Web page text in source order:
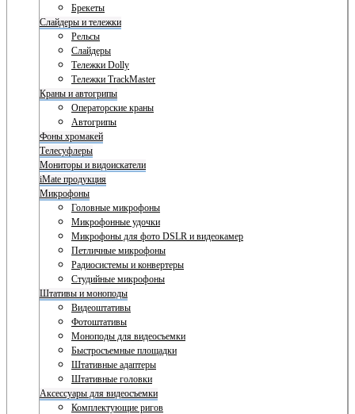
Брекеты
Слайдеры и тележки
Рельсы
Слайдеры
Тележки Dolly
Тележки TrackMaster
Краны и автогрипы
Операторские краны
Автогрипы
Фоны хромакей
Телесуфлеры
Мониторы и видоискатели
iMate продукция
Микрофоны
Головные микрофоны
Микрофонные удочки
Микрофоны для фото DSLR и видеокамер
Петличные микрофоны
Радиосистемы и конвертеры
Студийные микрофоны
Штативы и моноподы
Видеоштативы
Фотоштативы
Моноподы для видеосъемки
Быстросъемные площадки
Штативные адаптеры
Штативные головки
Аксессуары для видеосъемки
Комплектующие ригов